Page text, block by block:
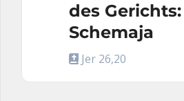
des
Schemaja
Jer 26,20